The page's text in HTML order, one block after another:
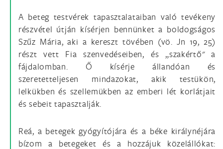
A beteg testvérek tapasztalataiban való tevékeny
részvétel útján kísérjen bennünket a boldogságos
Szűz Mária, aki a kereszt tövében (vö. Jn 19, 25)
részt vett Fia szenvedéseiben, és „szakértő" a
fájdalomban. Ő kísérje állandóan és
szeretetteljesen mindazokat, akik testükön,
lelkükben és szellemükben az emberi lét korlátjait
és sebeit tapasztalják.
Reá, a betegek gyógyítójára és a béke királynéjára
bízom a betegeket és a hozzájuk közelállókat: